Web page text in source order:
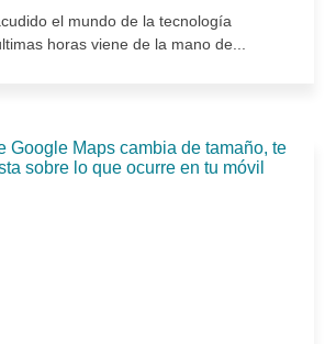
el mundo de la tecnología
horas viene de la mano de...